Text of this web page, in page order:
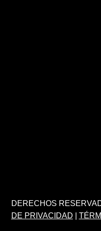
DERECHOS
DE PRIVACIDAD